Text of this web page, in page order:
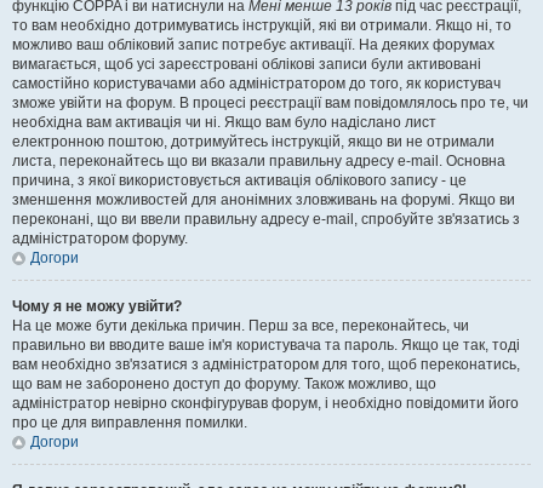
функцію COPPA і ви натиснули на Мені менше 13 років під час реєстрації,
то вам необхідно дотримуватись інструкцій, які ви отримали. Якщо ні, то
можливо ваш обліковий запис потребує активації. На деяких форумах
вимагається, щоб усі зареєстровані облікові записи були активовані
самостійно користувачами або адміністратором до того, як користувач
зможе увійти на форум. В процесі реєстрації вам повідомлялось про те, чи
необхідна вам активація чи ні. Якщо вам було надіслано лист
електронною поштою, дотримуйтесь інструкцій, якщо ви не отримали
листа, переконайтесь що ви вказали правильну адресу e-mail. Основна
причина, з якої використовується активація облікового запису - це
зменшення можливостей для анонімних зловживань на форумі. Якщо ви
переконані, що ви ввели правильну адресу e-mail, спробуйте зв'язатись з
адміністратором форуму.
Догори
Чому я не можу увійти?
На це може бути декілька причин. Перш за все, переконайтесь, чи
правильно ви вводите ваше ім'я користувача та пароль. Якщо це так, тоді
вам необхідно зв'язатися з адміністратором для того, щоб переконатись,
що вам не заборонено доступ до форуму. Також можливо, що
адміністратор невірно сконфігурував форум, і необхідно повідомити його
про це для виправлення помилки.
Догори